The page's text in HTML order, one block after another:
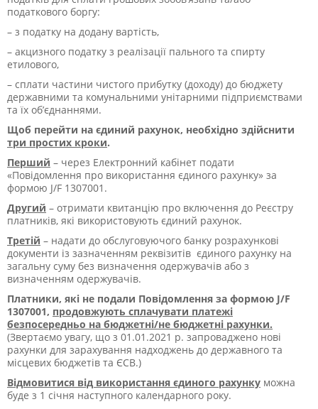
податкового боргу:
– з податку на додану вартість,
– акцизного податку з реалізації пального та спирту
етилового,
– сплати частини чистого прибутку (доходу) до бюджету
державними та комунальними унітарними підприємствами
та їх об’єднаннями.
Щоб перейти на єдиний рахунок, необхідно здійснити
три простих кроки.
Перший – через Електронний кабінет подати
«Повідомлення про використання єдиного рахунку» за
формою J/F 1307001.
Другий – отримати квитанцію про включення до Реєстру
платників, які використовують єдиний рахунок.
Третій – надати до обслуговуючого банку розрахункові
документи із зазначенням реквізитів єдиного рахунку на
загальну суму без визначення одержувачів або з
визначенням одержувачів.
Платники, які не подали Повідомлення за формою J/F
1307001, продовжують сплачувати платежі
безпосередньо на бюджетні/не бюджетні рахунки.
(Звертаємо увагу, що з 01.01.2021 р. запроваджено нові
рахунки для зарахування надходжень до державного та
місцевих бюджетів та ЄСВ.)
Відмовитися від використання єдиного рахунку можна
буде з 1 січня наступного календарного року.